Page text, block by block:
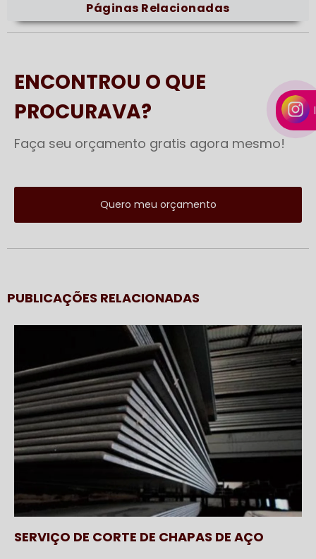
Páginas Relacionadas
ENCONTROU O QUE
PROCURAVA?
Faça seu orçamento gratis agora mesmo!
Quero meu orçamento
PUBLICAÇÕES RELACIONADAS
SERVIÇO DE CORTE DE CHAPAS DE AÇO